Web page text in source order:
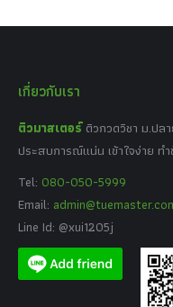
เกี่ยวกับเรา
ติวมาสเตอร์ ติวกวดวิชา ม.ปล
ประสบการณ์แน่น เข้าใจง่าย ท
Tel: 080-050-5999
Email:
Line Id: @xui1205j